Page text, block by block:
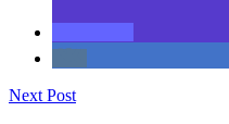
Next Post